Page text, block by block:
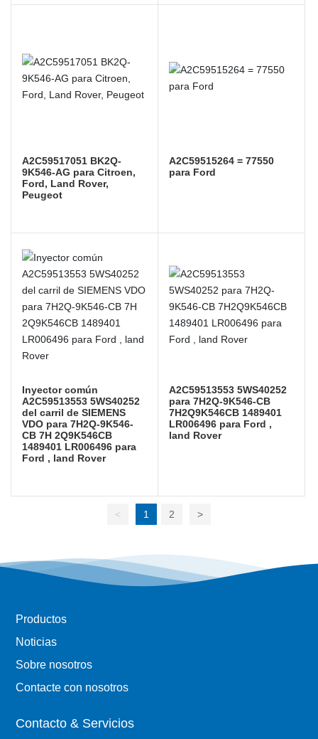
A2C59517051 BK2Q-
9K546-AG para Citroen,
Ford, Land Rover,
Peugeot
A2C59515264 = 77550
para Ford
Inyector común
A2C59513553 5WS40252
del carril de SIEMENS
VDO para 7H2Q-9K546-
CB 7H 2Q9K546CB
1489401 LR006496 para
Ford , land Rover
A2C59513553 5WS40252
para 7H2Q-9K546-CB
7H2Q9K546CB 1489401
LR006496 para Ford ,
land Rover
< 1 2 >
Productos
Noticias
Sobre nosotros
Contacte con nosotros
Contacto & Servicios